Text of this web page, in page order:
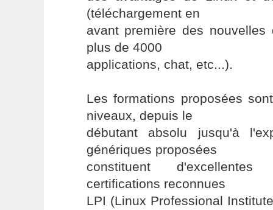
(téléchargement en
avant première des nouvelles
plus de 4000
applications, chat, etc...).
Les formations proposées
niveaux, depuis le
débutant absolu jusqu'à
génériques proposées
constituent
certifications reconnues
LPI (Linux Professional